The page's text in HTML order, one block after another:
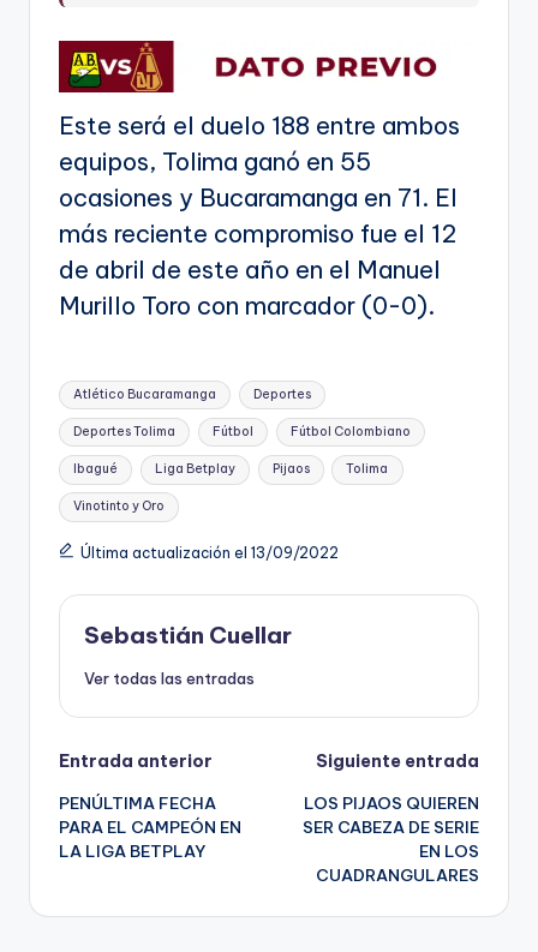
Este será el duelo 188 entre ambos
equipos, Tolima ganó en 55
ocasiones y Bucaramanga en 71. El
más reciente compromiso fue el 12
de abril de este año en el Manuel
Murillo Toro con marcador (0-0).
Etiquetas:
Atlético Bucaramanga Deportes
Deportes Tolima Fútbol Fútbol Colombiano
Ibagué Liga Betplay Pijaos Tolima
Vinotinto y Oro
Última actualización el 13/09/2022
Sebastián Cuellar
Ver todas las entradas
Navegación
de
entradas
Entrada anterior
PENÚLTIMA FECHA
PARA EL CAMPEÓN EN
LA LIGA BETPLAY
Siguiente entrada
LOS PIJAOS QUIEREN
SER CABEZA DE SERIE
EN LOS
CUADRANGULARES